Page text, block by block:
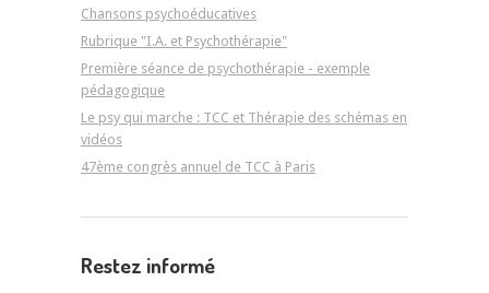
Chansons psychoéducatives
Rubrique "I.A. et Psychothérapie"
Première séance de psychothérapie - exemple
pédagogique
Le psy qui marche : TCC et Thérapie des schémas en
vidéos
47ème congrès annuel de TCC à Paris
Restez informé